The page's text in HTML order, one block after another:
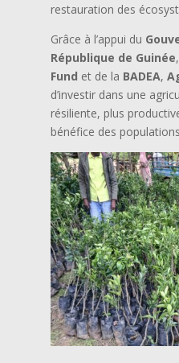
restauration des
Grâce à l’appui du
République de Guinée
Fund et de la BADEA,
d’investir dans une
résiliente, plus
bénéfice des